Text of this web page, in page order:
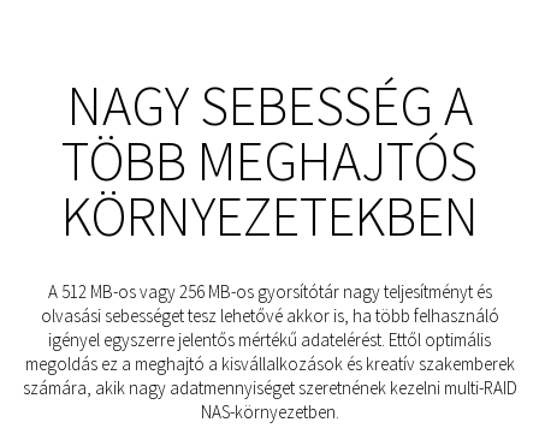
NAGY SEBESSÉG A
TÖBB MEGHAJTÓS
KÖRNYEZETEKBEN
A 512 MB-os vagy 256 MB-os gyorsítótár nagy teljesítményt és
olvasási sebességet tesz lehetővé akkor is, ha több felhasználó
igényel egyszerre jelentős mértékű adatelérést. Ettől optimális
megoldás ez a meghajtó a kisvállalkozások és kreatív szakemberek
számára, akik nagy adatmennyiséget szeretnének kezelni multi-RAID
NAS-környezetben.